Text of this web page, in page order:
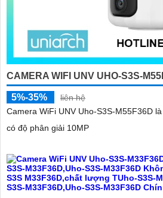
CAMERA WIFI UNV UHO-S3S-
5%-35%
liên hệ
Camera WiFi UNV Uho-S3S-M55F36D
có độ phân giải 10MP